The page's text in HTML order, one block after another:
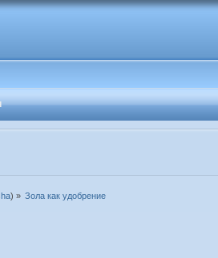
) » Зола как удобрение